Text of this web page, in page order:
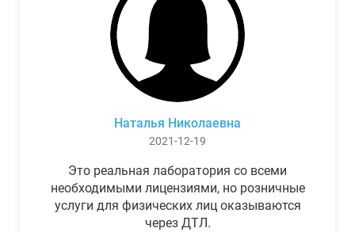
Наталья Николаевна
2021-12-19
Это реальная лаборатория со всеми
необходимыми лицензиями, но розничные
услуги для физических лиц оказываются
через ДТЛ.